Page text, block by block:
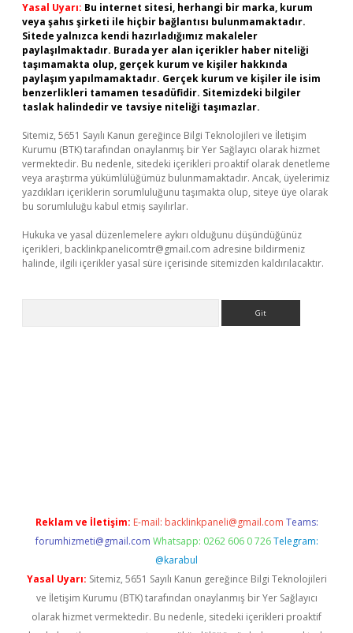
Yasal Uyarı: Bu internet sitesi, herhangi bir marka, kurum
veya şahıs şirketi ile hiçbir bağlantısı bulunmamaktadır.
Sitede yalnızca kendi hazırladığımız makaleler
paylaşılmaktadır. Burada yer alan içerikler haber niteliği
taşımamakta olup, gerçek kurum ve kişiler hakkında
paylaşım yapılmamaktadır. Gerçek kurum ve kişiler ile isim
benzerlikleri tamamen tesadüfidir. Sitemizdeki bilgiler
taslak halindedir ve tavsiye niteliği taşımazlar.
Sitemiz, 5651 Sayılı Kanun gereğince Bilgi Teknolojileri ve İletişim
Kurumu (BTK) tarafından onaylanmış bir Yer Sağlayıcı olarak hizmet
vermektedir. Bu nedenle, sitedeki içerikleri proaktif olarak denetleme
veya araştırma yükümlülüğümüz bulunmamaktadır. Ancak, üyelerimiz
yazdıkları içeriklerin sorumluluğunu taşımakta olup, siteye üye olarak
bu sorumluluğu kabul etmiş sayılırlar.
Hukuka ve yasal düzenlemelere aykırı olduğunu düşündüğünüz
içerikleri, backlinkpanelicomtr@gmail.com adresine bildirmeniz
halinde, ilgili içerikler yasal süre içerisinde sitemizden kaldırılacaktır.
Reklam ve İletişim: E-mail: backlinkpaneli@gmail.com Teams:
forumhizmeti@gmail.com Whatsapp: 0262 606 0 726 Telegram:
@karabul
Yasal Uyarı: Sitemiz, 5651 Sayılı Kanun gereğince Bilgi Teknolojileri
ve İletişim Kurumu (BTK) tarafından onaylanmış bir Yer Sağlayıcı
olarak hizmet vermektedir. Bu nedenle, sitedeki içerikleri proaktif